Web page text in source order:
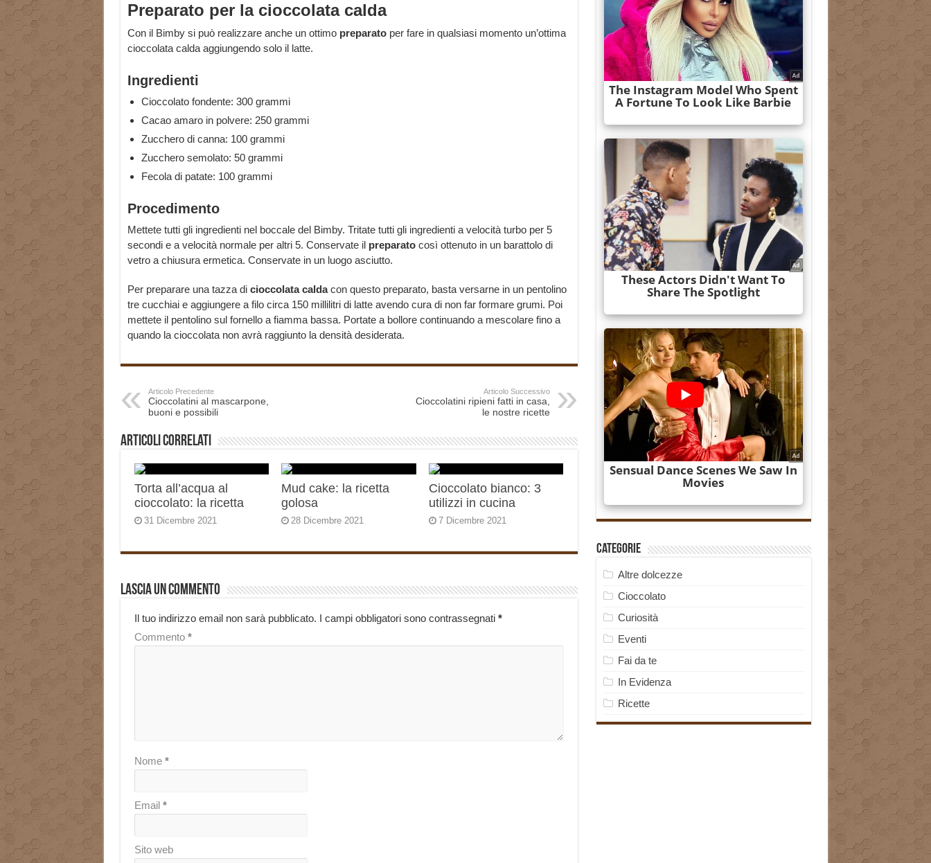
Preparato per la cioccolata calda
Con il Bimby si può realizzare anche un ottimo preparatoper fare in qualsiasi momento un’ottima
cioccolata calda aggiungendo solo il latte.
Ingredienti
Cioccolato fondente: 300 grammi
Cacao amaro in polvere: 250 grammi
Zucchero di canna: 100 grammi
Zucchero semolato: 50 grammi
Fecola di patate: 100 grammi
Procedimento
Mettete tutti gli ingredienti nel boccale del Bimby. Tritate tutti gli ingredienti a velocità turbo per 5
secondi e a velocità normale per altri 5. Conservate il preparato così ottenuto in un barattolo di
vetro a chiusura ermetica. Conservate in un luogo asciutto.
Per preparare una tazza di cioccolata caldacon questo preparato, basta versarne in un pentolino
tre cucchiai e aggiungere a filo circa 150 millilitri di latte avendo cura di non far formare grumi. Poi
mettete il pentolino sul fornello a fiamma bassa. Portate a bollore continuando a mescolare fino a
quando la cioccolata non avrà raggiunto la densità desiderata.
Articolo Precedente
Cioccolatini al mascarpone,
buoni e possibili
Articolo Successivo
Cioccolatini ripieni fatti in casa,
le nostre ricette
Articoli correlati
Torta all’acqua al
cioccolato: la ricetta
31 Dicembre 2021
Mud cake: la ricetta
golosa
28 Dicembre 2021
Cioccolato bianco: 3
utilizzi in cucina
7 Dicembre 2021
Lascia un commento
Il tuo indirizzo email non sarà pubblicato. I campi obbligatori sono contrassegnati *
Commento *
Nome *
Email *
Sito web
Categorie
Altre dolcezze
Cioccolato
Curiosità
Eventi
Fai da te
In Evidenza
Ricette